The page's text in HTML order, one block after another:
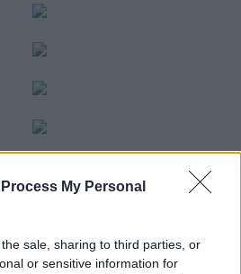
My Personal
sale, sharing to third parties, or
or sensitive information for